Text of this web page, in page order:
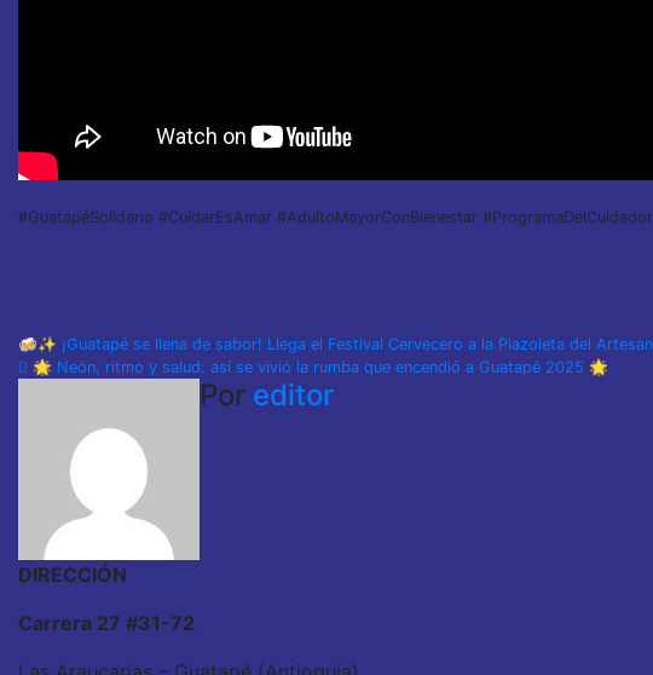
#GuatapéSolidario #CuidarEsAmar #AdultoMayorConBienestar
Navegación
entradas
🍻✨ ¡Guatapé se llena de sabor! Llega el Festival Cervecero a la Plazoleta del
🌟 Neón, ritmo y salud: así se vivió la rumba que encendió a Guatapé 2025 🌟
Por editor
DIRECCIÓN
Carrera 27 #31-72